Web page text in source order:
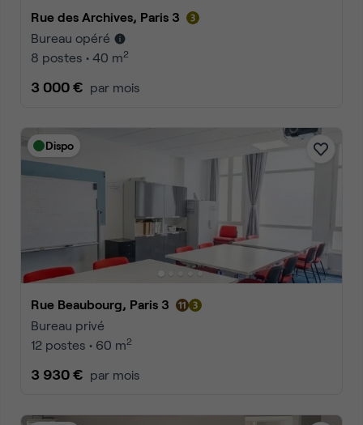
Rue des Archives, Paris 3
Bureau opéré
8 postes • 40 m2
3 000 € par mois
Dispo
Rue Beaubourg, Paris 3
Bureau privé
12 postes • 60 m2
3 930 € par mois